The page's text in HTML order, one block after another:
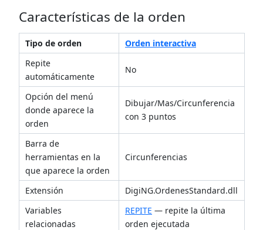
Características de la orden
Tipo de orden
Orden interactiva
Repite
automáticamente
No
Opción del menú
donde aparece la
orden
Dibujar/Mas/Circunferencia
con 3 puntos
Barra de
herramientas en la
que aparece la orden
Circunferencias
Extensión
DigiNG.OrdenesStandard.dll
Variables
relacionadas
REPITE — repite la última
orden ejecutada